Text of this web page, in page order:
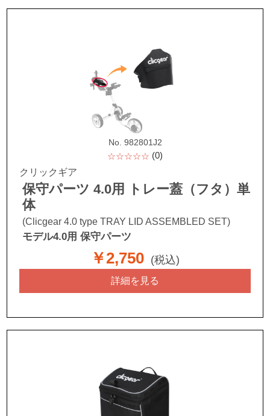
No. 982801J2
☆☆☆☆☆ (0)
クリックギア
保守パーツ 4.0用 トレー蓋（フタ）単
体
(Clicgear 4.0 type TRAY LID ASSEMBLED SET)
モデル4.0用 保守パーツ
￥2,750 (税込)
詳細を見る